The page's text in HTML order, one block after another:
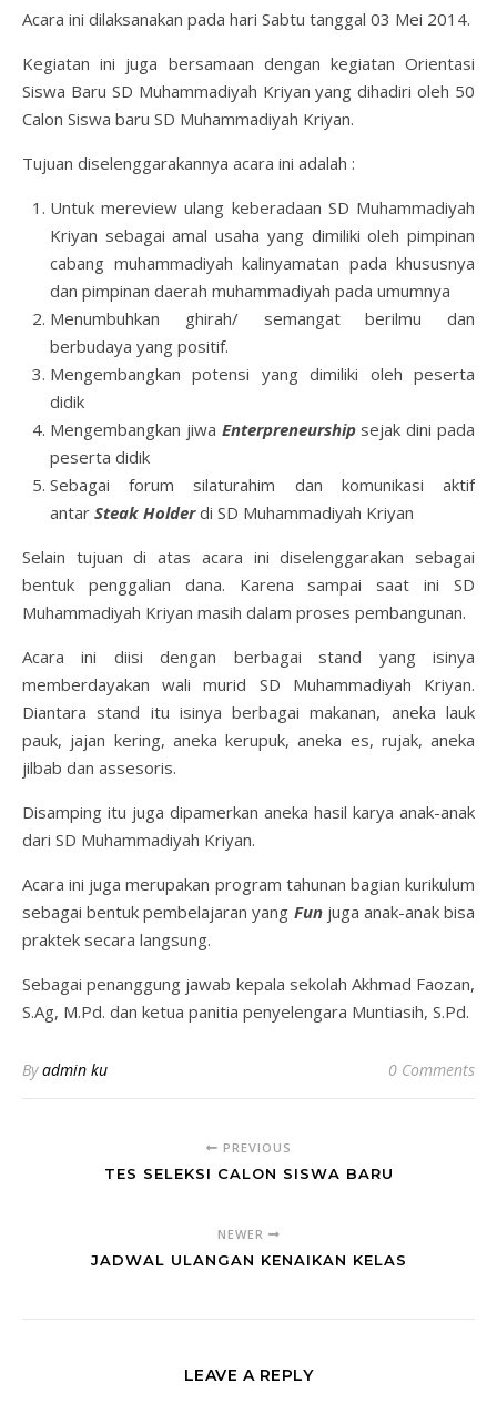
Acara ini dilaksanakan pada hari Sabtu tanggal 03 Mei 2014.
Kegiatan ini juga bersamaan dengan kegiatan Orientasi
Siswa Baru SD Muhammadiyah Kriyan yang dihadiri oleh 50
Calon Siswa baru SD Muhammadiyah Kriyan.
Tujuan diselenggarakannya acara ini adalah :
Untuk mereview ulang keberadaan SD Muhammadiyah
Kriyan sebagai amal usaha yang dimiliki oleh pimpinan
cabang muhammadiyah kalinyamatan pada khususnya
dan pimpinan daerah muhammadiyah pada umumnya
Menumbuhkan ghirah/ semangat berilmu dan
berbudaya yang positif.
Mengembangkan potensi yang dimiliki oleh peserta
didik
Mengembangkan jiwa Enterpreneurshipsejak dini pada
peserta didik
Sebagai forum silaturahim dan komunikasi aktif
antar Steak Holderdi SD Muhammadiyah Kriyan
Selain tujuan di atas acara ini diselenggarakan sebagai
bentuk penggalian dana. Karena sampai saat ini SD
Muhammadiyah Kriyan masih dalam proses pembangunan.
Acara ini diisi dengan berbagai stand yang isinya
memberdayakan wali murid SD Muhammadiyah Kriyan.
Diantara stand itu isinya berbagai makanan, aneka lauk
pauk, jajan kering, aneka kerupuk, aneka es, rujak, aneka
jilbab dan assesoris.
Disamping itu juga dipamerkan aneka hasil karya anak-anak
dari SD Muhammadiyah Kriyan.
Acara ini juga merupakan program tahunan bagian kurikulum
sebagai bentuk pembelajaran yang Fun juga anak-anak bisa
praktek secara langsung.
Sebagai penanggung jawab kepala sekolah Akhmad Faozan,
S.Ag, M.Pd. dan ketua panitia penyelengara Muntiasih, S.Pd.
Byadmin ku 0 Comments
PREVIOUS
TES SELEKSI CALON SISWA BARU
NEWER
JADWAL ULANGAN KENAIKAN KELAS
LEAVE A REPLY